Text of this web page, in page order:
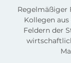
Regelmäßiger
Kollegen
Feldern der